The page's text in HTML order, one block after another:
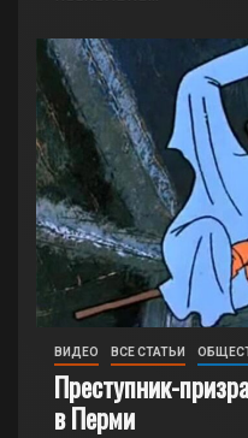
ВИДЕО ВСЕ СТАТЬИ
Преступник-
в Перми